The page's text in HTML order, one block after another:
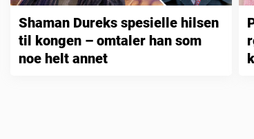
Shaman Dureks spesielle hilsen
til kongen – omtaler han som
noe helt annet